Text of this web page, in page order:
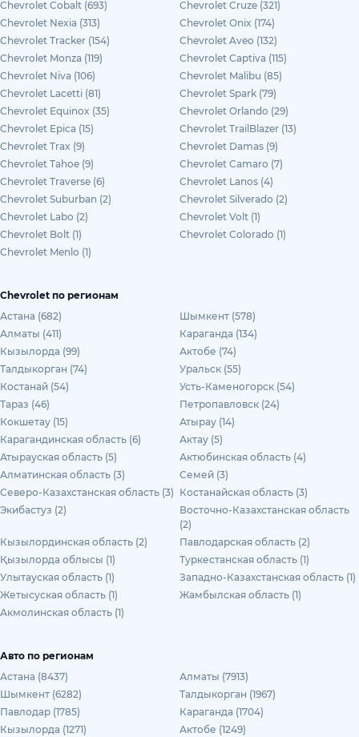
Chevrolet Cobalt (693)
Chevrolet Cruze (321)
Chevrolet Nexia (313)
Chevrolet Onix (174)
Chevrolet Tracker (154)
Chevrolet Aveo (132)
Chevrolet Monza (119)
Chevrolet Captiva (115)
Chevrolet Niva (106)
Chevrolet Malibu (85)
Chevrolet Lacetti (81)
Chevrolet Spark (79)
Chevrolet Equinox (35)
Chevrolet Orlando (29)
Chevrolet Epica (15)
Chevrolet TrailBlazer (13)
Chevrolet Trax (9)
Chevrolet Damas (9)
Chevrolet Tahoe (9)
Chevrolet Camaro (7)
Chevrolet Traverse (6)
Chevrolet Lanos (4)
Chevrolet Suburban (2)
Chevrolet Silverado (2)
Chevrolet Labo (2)
Chevrolet Volt (1)
Chevrolet Bolt (1)
Chevrolet Colorado (1)
Chevrolet Menlo (1)
Chevrolet по регионам
Астана (682)
Шымкент (578)
Алматы (411)
Караганда (134)
Кызылорда (99)
Актобе (74)
Талдыкорган (74)
Уральск (55)
Костанай (54)
Усть-Каменогорск (54)
Тараз (46)
Петропавловск (24)
Кокшетау (15)
Атырау (14)
Карагандинская область (6)
Актау (5)
Атырауская область (5)
Актюбинская область (4)
Алматинская область (3)
Семей (3)
Северо-Казахстанская область (3) Костанайская область (3)
Экибастуз (2)
Восточно-Казахстанская область
(2)
Кызылординская область (2)
Павлодарская область (2)
Қызылорда облысы (1)
Туркестанская область (1)
Улытауская область (1)
Западно-Казахстанская область (1)
Жетысуская область (1)
Жамбылская область (1)
Акмолинская область (1)
Авто по регионам
Астана (8437)
Алматы (7913)
Шымкент (6282)
Талдыкорган (1967)
Павлодар (1785)
Караганда (1704)
Кызылорда (1271)
Актобе (1249)